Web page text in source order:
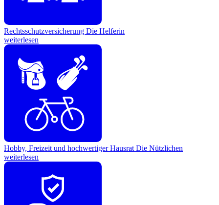
Rechtsschutzversicherung Die Helferin
weiterlesen
Hobby, Freizeit und hochwertiger Hausrat Die Nützlichen
weiterlesen